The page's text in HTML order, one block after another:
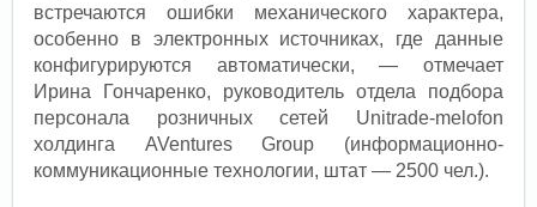
встречаются ошибки механического характера,
особенно в электронных источниках, где данные
конфигурируются автоматически, — отмечает
Ирина Гончаренко, руководитель отдела подбора
персонала розничных сетей Unitrade-melofon
холдинга AVentures Group (информационно-
коммуникационные технологии, штат — 2500 чел.).